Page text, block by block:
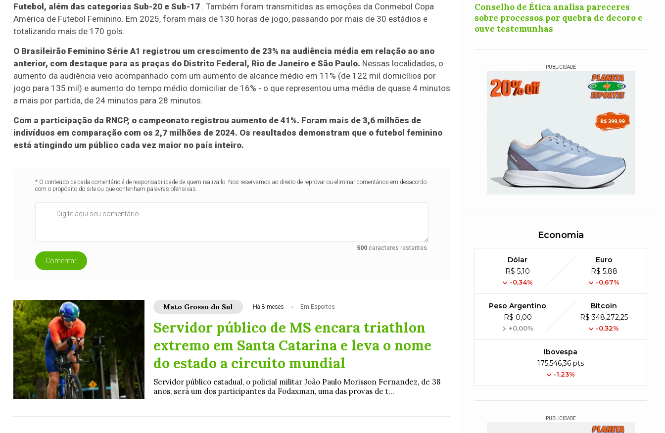
Futebol, além das categorias Sub-20 e Sub-17 . Também foram transmitidas as emoções da Conmebol Copa
América de Futebol Feminino. Em 2025, foram mais de 130 horas de jogo, passando por mais de 30 estádios e
totalizando mais de 170 gols.
O Brasileirão Feminino Série A1 registrou um crescimento de 23% na audiência média em relação ao ano
anterior, com destaque para as praças do Distrito Federal, Rio de Janeiro e São Paulo. Nessas localidades, o
aumento da audiência veio acompanhado com um aumento de alcance médio em 11% (de 122 mil domicílios por
jogo para 135 mil) e aumento do tempo médio domiciliar de 16% - o que representou uma média de quase 4 minutos
a mais por partida, de 24 minutos para 28 minutos.
Com a participação da RNCP, o campeonato registrou aumento de 41%. Foram mais de 3,6 milhões de
indivíduos em comparação com os 2,7 milhões de 2024. Os resultados demonstram que o futebol feminino
está atingindo um público cada vez maior no país inteiro.
* O conteúdo de cada comentário é de responsabilidade de quem realizá-lo. Nos reservamos ao direito de reprovar ou eliminar comentários em desacordo
com o propósito do site ou que contenham palavras ofensivas.
500caracteres restantes.
Comentar
Mato Grosso do Sul Há 8 meses Em Esportes
Servidor público de MS encara triathlon
extremo em Santa Catarina e leva o nome
do estado a circuito mundial
Servidor público estadual, o policial militar João Paulo Morisson Fernandez, de 38
anos, será um dos participantes da Fodaxman, uma das provas de t...
Conselho de Ética analisa pareceres
sobre processos por quebra de decoro e
ouve testemunhas
PUBLICIDADE
Economia
Dólar
R$ 5,10
-0,34%
Euro
R$ 5,88
-0,67%
Peso Argentino
R$ 0,00
+0,00%
Bitcoin
R$ 348,272,25
-0,32%
Ibovespa
175,546,36 pts
-1.23%
PUBLICIDADE